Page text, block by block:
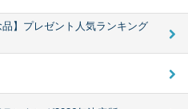
品】プレゼント人気ランキング